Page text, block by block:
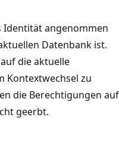
Identität angenommen
Datenbank ist.
die aktuelle
Kontextwechsel zu
die Berechtigungen auf
geerbt.